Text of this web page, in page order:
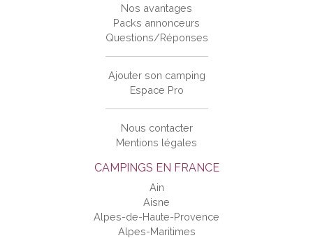
CAMPINGS EN FRANCE
Ain
Aisne
Alpes-de-Haute-Provence
Alpes-Maritimes
Nos avantages
Packs annonceurs
Questions/Réponses
Ajouter son camping
Espace Pro
Nous contacter
Mentions légales